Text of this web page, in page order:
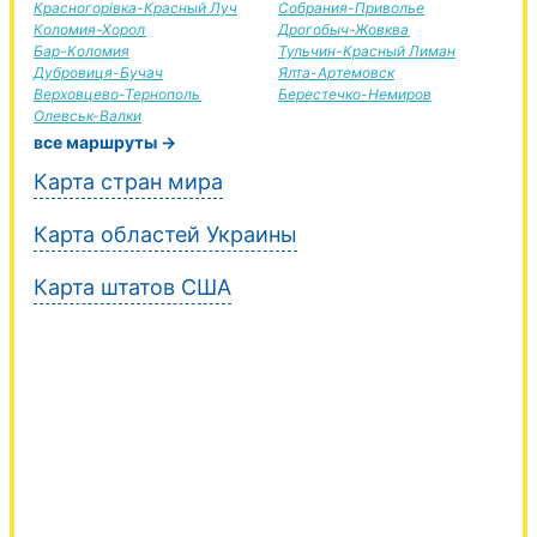
Красногорівка-Красный Луч
Коломия-Хорол
Бар-Коломия
Дубровиця-Бучач
Верховцево-Тернополь
Олевськ-Валки
Собрания-Приволье
Дрогобыч-Жовква
Тульчин-Красный Лиман
Ялта-Артемовск
Берестечко-Немиров
все маршруты →
Карта стран мира
Карта областей Украины
Карта штатов США